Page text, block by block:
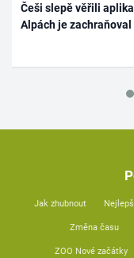
Češi slepě věřili
Alpách je
Jak zhubnout
Změna času
ZOO Nové začátky